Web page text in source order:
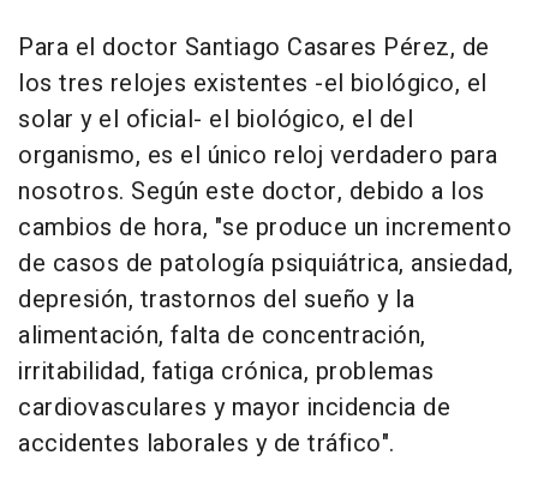
Para el doctor Santiago Casares Pérez, de
los tres relojes existentes -el biológico, el
solar y el oficial- el biológico, el del
organismo, es el único reloj verdadero para
nosotros. Según este doctor, debido a los
cambios de hora, "se produce un incremento
de casos de patología psiquiátrica, ansiedad,
depresión, trastornos del sueño y la
alimentación, falta de concentración,
irritabilidad, fatiga crónica, problemas
cardiovasculares y mayor incidencia de
accidentes laborales y de tráfico".